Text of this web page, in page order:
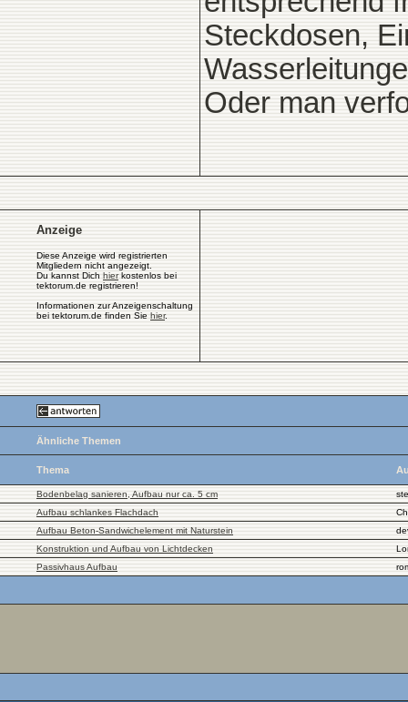
Steckdosen,
Oder man
Anzeige
Diese Anzeige wird registrierten
Mitgliedern nicht angezeigt.
Du kannst Dich hierkostenlos bei
tektorum.de registrieren!
Informationen zur Anzeigenschaltung
bei tektorum.de finden Sie hier.
Ähnliche Themen
Thema
Bodenbelag sanieren, Aufbau nur ca. 5 cm
Aufbau schlankes Flachdach
Aufbau Beton-Sandwichelement mit Naturstein
Konstruktion und Aufbau von Lichtdecken
Passivhaus Aufbau